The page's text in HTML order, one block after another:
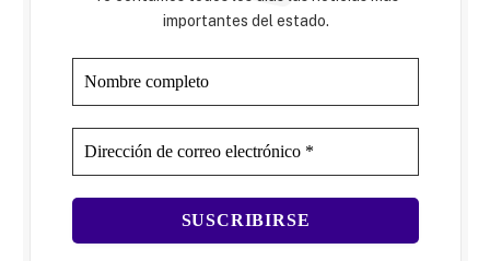
importantes del estado.